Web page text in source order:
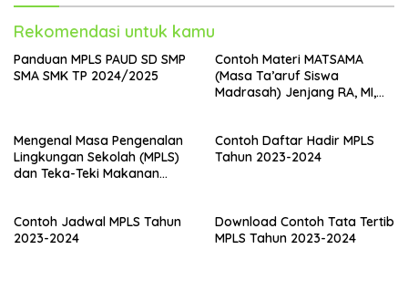
Rekomendasi untuk kamu
Panduan MPLS PAUD SD SMP
SMA SMK TP 2024/2025
Contoh Materi MATSAMA
(Masa Ta’aruf Siswa
Madrasah) Jenjang RA, MI,
Mengenal Masa Pengenalan
Lingkungan Sekolah (MPLS)
dan Teka-Teki Makanan
Contoh Daftar Hadir MPLS
Tahun 2023-2024
Contoh Jadwal MPLS Tahun
2023-2024
Download Contoh Tata Tertib
MPLS Tahun 2023-2024